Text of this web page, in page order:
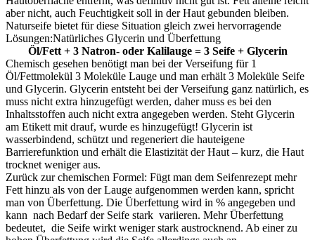
aber nicht, auch Feuchtigkeit soll in der Haut gebunden bleiben.
Naturseife bietet für diese Situation gleich zwei hervorragende
Lösungen:Natürliches Glycerin und Überfettung
Öl/Fett + 3 Natron- oder Kalilauge = 3 Seife + Glycerin
Chemisch gesehen benötigt man bei der Verseifung für 1
Öl/Fettmolekül 3 Moleküle Lauge und man erhält 3 Moleküle Seife
und Glycerin. Glycerin entsteht bei der Verseifung ganz natürlich, es
muss nicht extra hinzugefügt werden, daher muss es bei den
Inhaltsstoffen auch nicht extra angegeben werden. Steht Glycerin
am Etikett mit drauf, wurde es hinzugefügt! Glycerin ist
wasserbindend, schützt und regeneriert die hauteigene
Barrierefunktion und erhält die Elastizität der Haut – kurz, die Haut
trocknet weniger aus.
Zurück zur chemischen Formel: Fügt man dem Seifenrezept mehr
Fett hinzu als von der Lauge aufgenommen werden kann, spricht
man von Überfettung. Die Überfettung wird in % angegeben und
kann nach Bedarf der Seife stark variieren. Mehr Überfettung
bedeutet, die Seife wirkt weniger stark austrocknend. Ab einer zu